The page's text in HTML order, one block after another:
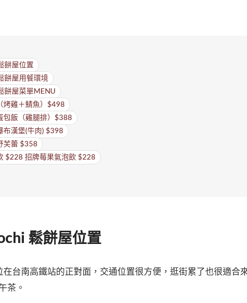
餅屋位置
餅屋用餐環境
餅屋菜單MENU
烤雞＋鯖魚）$498
包飯（雞腿排）$388
布漢堡(牛肉) $398
芙蕾 $358
$228 招牌莓果氣泡飲 $228
鬆餅屋位置
在台南高鐵站的正對面，交通位置很方便，逛街累了也很適合
茶。